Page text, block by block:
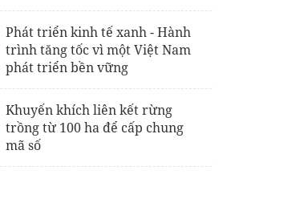
Phát triển kinh tế xanh - Hành
trình tăng tốc vì một Việt Nam
phát triển bền vững
Khuyến khích liên kết rừng
trồng từ 100 ha để cấp chung
mã số